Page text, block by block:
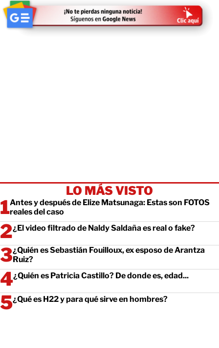
LO MÁS VISTO
Antes y después de Elize Matsunaga: Estas son FOTOS
reales del caso
¿El video filtrado de Naldy Saldaña es real o fake?
¿Quién es Sebastián Fouilloux, ex esposo de Arantza
Ruiz?
¿Quién es Patricia Castillo? De donde es, edad...
¿Qué es H22 y para qué sirve en hombres?